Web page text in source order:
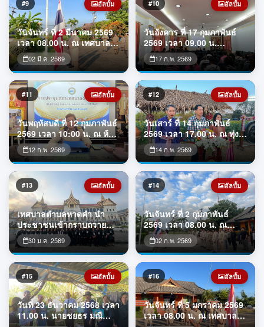
คณะผู้บริหาร สมาชิกสภาฯ
พนักงานเทศบาลตำบลหาด
คำ เข้าร่วมกิจกรรมพัฒนาสิ่ง
แวดล้อมและบำเพ็ญ
สาธารณประโยชน์ โดยมี
นายศรัณย์ศั
ระดับพื้นที่เทศบาลตำบลหาด
คำ นายถาวร ชัยจันทร์ นายก
เทศมนตรีตำบลหาดคำ เป็น
ประธานการประชุมคณะ
กรรมการกองทุนหลักประกัน
สุขภา
#9 อัลบั้ม
วันจันทร์ ที่ 2 มีนาคม 2569
เวลา 08.00 น. ณ เทศบาล
ตำบลหาดคำ เทศบาลตำบล
หาดคำ จัดกิจกรรมเข้าแถว
เคารพธงชาติ ร้องเพลงชาติ
และสวดมนต์ไหว้พระ ซึ่งจัด
ขึ้นทุกวันจันทร์แรกของเดือน
เพื่อแสดงความจงรักภักดีต่อ
ชาติ ศาสนา พระมหากษัตริย์
ณ บริเวณหน้าเสาธงหน้า
อาคารป้องก
02 มี.ค. 2569
#10 อัลบั้ม
วันอังคาร ที่ 17 กุมภาพันธ์
2569 เวลา 09.00 น.
เทศบาลตำบลหาดคำ นำโดย
นายถาวร ชัยจันทร์ นายก
เทศมนตรีตำบลหาดคำ เป็น
ประธานเปิดโครงการอบรม
อาสาสมัครท้องถิ่นรักษ์โลก
(อถล.) ประจำปีงบประมาณ
พ.ศ.2569 ระหว่าง วันที่ 17
กุมภาพันธ์ 2569 เพื่อเสริม
สร้างศักยภาพในด้านก
17 ก.พ. 2569
#11 อัลบั้ม
วันพฤหัสบดี ที่ 12 กุมภาพันธ์
2569 เวลา 10:00 น. ณ ห้อง
ประชุมเทศบาลตำบลหาดคำ
จัดการประชุมสภาเทศบาล
ตำบลหาดคำ สมัยสามัญ
สมัยแรก ครั้งที่ 1 ประจำปี
2569
12 ก.พ. 2569
#12 อัลบั้ม
วันเสาร์ ที่ 14 กุมภาพันธ์
2569 เวลา 17.00 น. ณ ทุ่ง
ทานตะวันเทศบาลตำบลหาด
คำ นายศรัณย์ศักด์ ศรีเครือ
เนตร ผู้ว่าราชการจังหวัด
หนองคาย มอบหมายให้ นาย
ไพฑูรย์ มหาชื่นใจ รองผู้ว่า
ราชการจังหวัดหนองคาย
เป็นประธานเปิด ” โครงการ
ท่องเที่ยววิถีถิ่นชุมชน ประจำ
ปี 2569
14 ก.พ. 2569
#13 อัลบั้ม
เทศบาลตำบลหาดคำ นำ
ประชาชนเข้ากราบถวาย
บังคมพระบรมศพสมเด็จ
พระบรมราชชนนีพันปีหลวง
ณ พระที่นั่งดุสิตมหาปราสาท
ในพระบรมมหาราชวัง
กรุงเทพมหานคร เช้าศุกร์ ที่
30 มกราคม 69 เวลา 08.00
น.
30 ม.ค. 2569
#14 อัลบั้ม
วันจันทร์ ที่ 2 กุมภาพันธ์
2569 เวลา 08.00 น. ณ
เทศบาลตำบลหาดคำ
เทศบาลตำบลหาดคำ จัด
กิจกรรมเข้าแถวเคารพ
ธงชาติ ร้องเพลงชาติ และ
สวดมนต์ไหว้พระ ซึ่งจัดขึ้น
ทุกวันจันทร์แรกของเดือน
เพื่อแสดงความจงรักภักดีต่อ
ชาติ ศาสนา พระมหากษัตริย์
ณ บริเวณหน้าเสาธงหน้าอา
02 ก.พ. 2569
#15 อัลบั้ม
วันที่ 23 ธันวาคม 2568 เวลา
11.00 น. นายชยธร มณี
#16 อัลบั้ม
วันจันทร์ ที่ 5 มกราคม 2569
เวลา 08.00 น. ณ เทศบาล